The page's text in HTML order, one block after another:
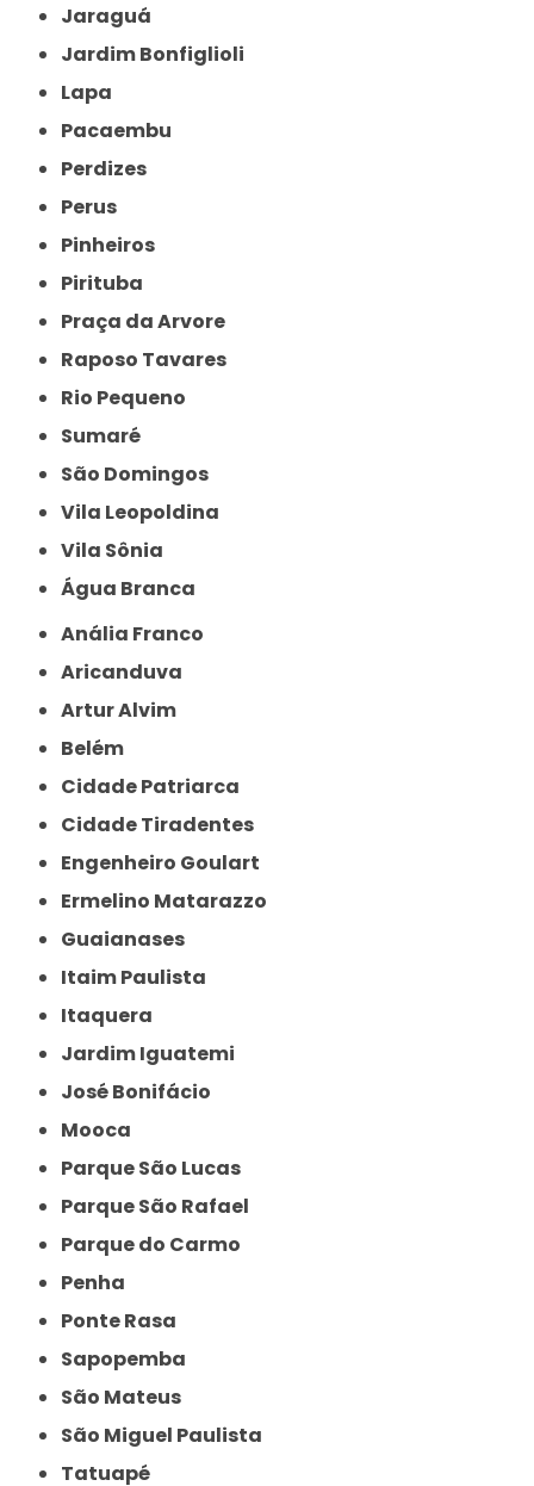
Jaraguá
Jardim Bonfiglioli
Lapa
Pacaembu
Perdizes
Perus
Pinheiros
Pirituba
Praça da Arvore
Raposo Tavares
Rio Pequeno
Sumaré
São Domingos
Vila Leopoldina
Vila Sônia
Água Branca
Anália Franco
Aricanduva
Artur Alvim
Belém
Cidade Patriarca
Cidade Tiradentes
Engenheiro Goulart
Ermelino Matarazzo
Guaianases
Itaim Paulista
Itaquera
Jardim Iguatemi
José Bonifácio
Mooca
Parque São Lucas
Parque São Rafael
Parque do Carmo
Penha
Ponte Rasa
Sapopemba
São Mateus
São Miguel Paulista
Tatuapé